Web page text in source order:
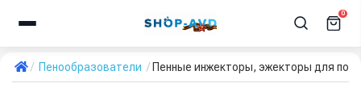
0
Пенообразователи Пенные инжекторы, эжекторы для